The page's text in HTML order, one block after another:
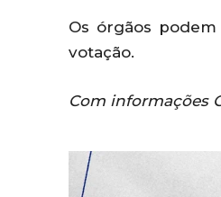
Os órgãos
votação.
Com informações